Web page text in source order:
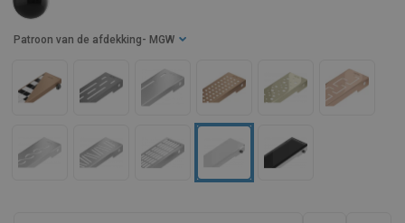
Patroon van de afdekking - MGW